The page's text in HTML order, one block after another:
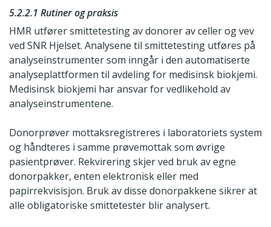
5.2.2.1 Rutiner og praksis
HMR utfører smittetesting av donorer av celler og vev
ved SNR Hjelset. Analysene til smittetesting utføres på
analyseinstrumenter som inngår i den automatiserte
analyseplattformen til avdeling for medisinsk biokjemi.
Medisinsk biokjemi har ansvar for vedlikehold av
analyseinstrumentene.
Donorprøver mottaksregistreres i laboratoriets system
og håndteres i samme prøvemottak som øvrige
pasientprøver. Rekvirering skjer ved bruk av egne
donorpakker, enten elektronisk eller med
papirrekvisisjon. Bruk av disse donorpakkene sikrer at
alle obligatoriske smittetester blir analysert.